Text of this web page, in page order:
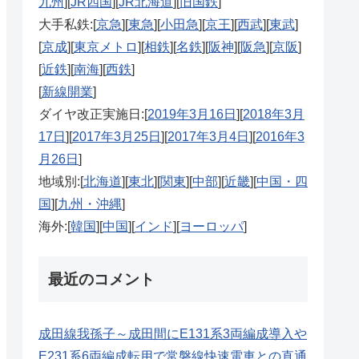
大手私鉄:[ 京急 東急 小田急 京王 西武 東武
京成 東京メトロ 相鉄 名鉄 阪神 阪急 京阪
近鉄 南海 西鉄
新線開業
ダイヤ改正実施日:[ 2019年3月16日
2018年3月
17日
2017年3月25日 2017年3月4日
2016年3
月26日
地域別:[ 北海道 東北 関東 中部 近畿 中国・四
国
九州・沖縄
海外:[ 韓国 中国 インド ヨーロッパ]
最近のコメント
成田線我孫子～成田間にE131系3両編成導入や
E231系6両編成転用で常磐線快速電車との直通